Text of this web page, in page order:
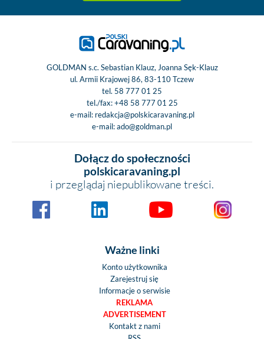
GOLDMAN s.c. Sebastian Klauz, Joanna Sęk-Klauz
ul. Armii Krajowej 86, 83-110 Tczew
tel. 58 777 01 25
tel./fax:+48 58 777 01 25
e-mail: redakcja@polskicaravaning.pl
e-mail:ado@goldman.pl
Dołącz do społeczności
polskicaravaning.pl
i przeglądaj niepublikowane treści.
Ważne linki
Konto użytkownika
Zarejestruj się
Informacje o serwisie
REKLAMA
ADVERTISEMENT
Kontakt z nami